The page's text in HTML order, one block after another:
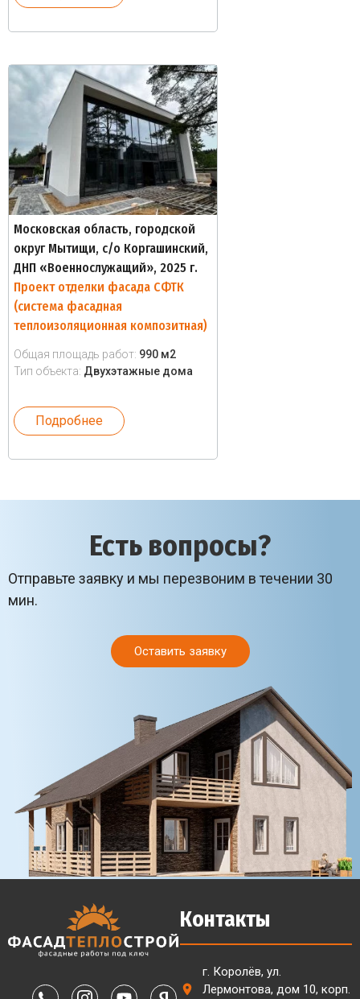
Московская область, городской
округ Мытищи, с/о Коргашинский,
ДНП «Военнослужащий», 2025 г.
Проект отделки фасада СФТК
(система фасадная
теплоизоляционная композитная)
Общая площадь работ: 990 м2
Тип объекта: Двухэтажные дома
Подробнее
Есть вопросы?
Отправьте заявку и мы перезвоним в течении 30
мин.
Оставить заявку
Контакты
г. Королёв, ул.
Лермонтова, дом 10, корп.